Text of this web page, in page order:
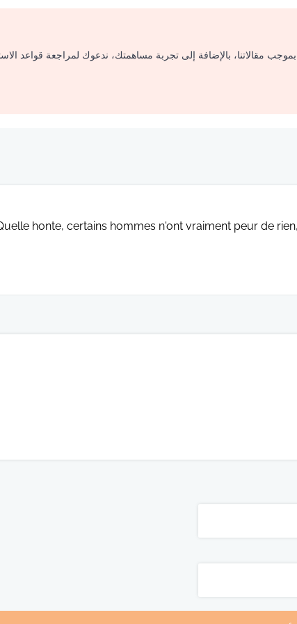
مقالاتنا، بالإضافة إلى تجربة مساهمتك، ندعوك لمراجعة قواعد
honte, certains hommes n'ont vraiment peur de